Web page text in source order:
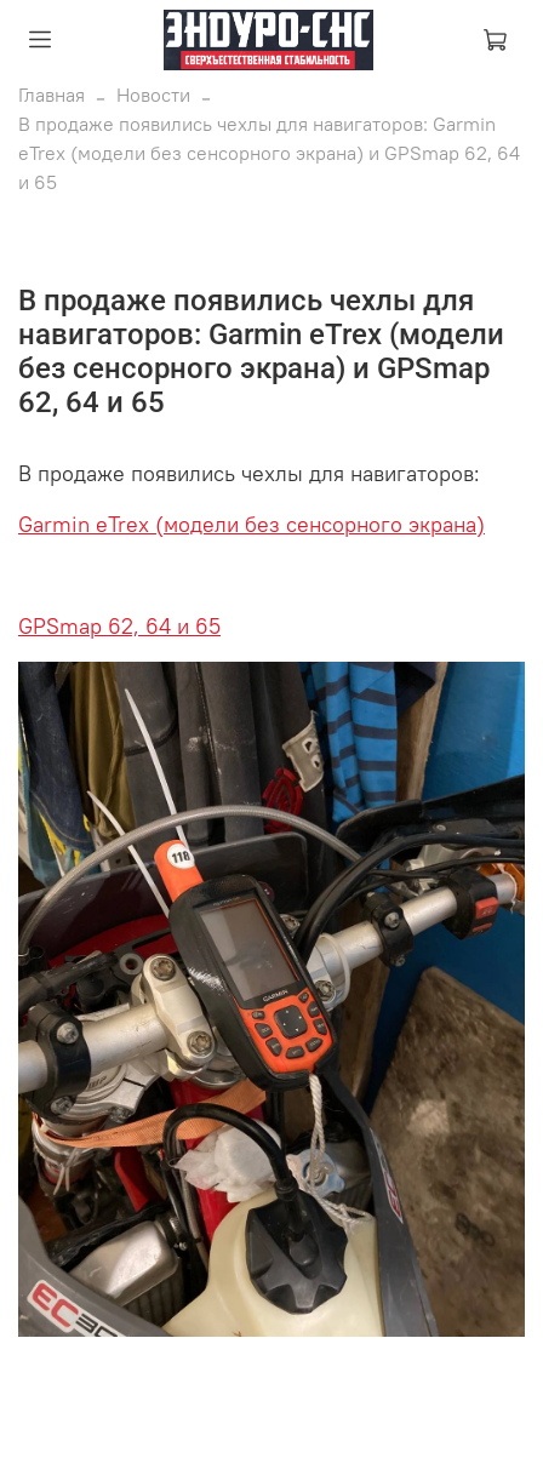
Главная
Новости
В продаже появились чехлы для навигаторов: Garmin
eTrex (модели без сенсорного экрана) и GPSmap 62, 64
и 65
В продаже появились чехлы для
навигаторов: Garmin eTrex (модели
без сенсорного экрана) и GPSmap
62, 64 и 65
В продаже появились чехлы для навигаторов:
Garmin eTrex (модели без сенсорного экрана)
GPSmap 62, 64 и 65